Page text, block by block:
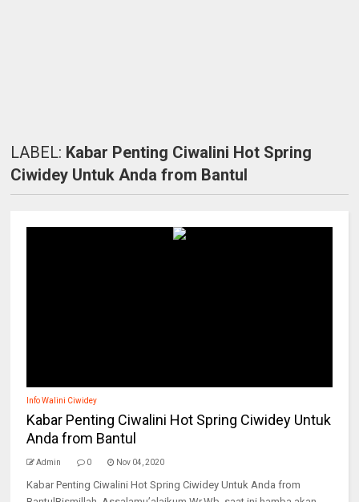
LABEL: Kabar Penting Ciwalini Hot Spring
Ciwidey Untuk Anda from Bantul
Info Walini Ciwidey
Kabar Penting Ciwalini Hot Spring Ciwidey Untuk
Anda from Bantul
Admin 0 Nov 04, 2020
Kabar Penting Ciwalini Hot Spring Ciwidey Untuk Anda from